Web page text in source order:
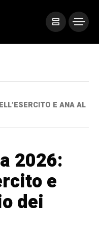
E ANA AL
2026:
e
dei